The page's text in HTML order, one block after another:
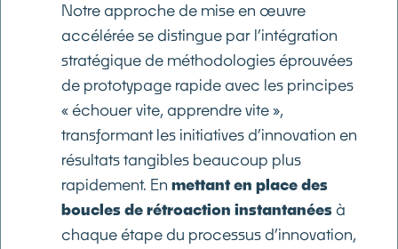
Notre approche de mise en œuvre
accélérée se distingue par l’intégration
stratégique de méthodologies éprouvées
de prototypage rapide avec les principes
« échouer vite, apprendre vite »,
transformant les initiatives d’innovation en
résultats tangibles beaucoup plus
rapidement. En mettant en place des
boucles de rétroaction instantanées à
chaque étape du processus d’innovation,